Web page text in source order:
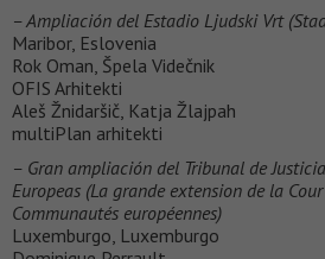
– Ampliación del Estadio Ljudski Vrt
Maribor, Eslovenia
Rok Oman, Špela Videčnik
OFIS Arhitekti
Aleš Žnidaršič, Katja Žlajpah
multiPlan arhitekti
– Gran ampliación del Tribunal de
Europeas (La grande extension de la
Communautés européennes)
Luxemburgo, Luxemburgo